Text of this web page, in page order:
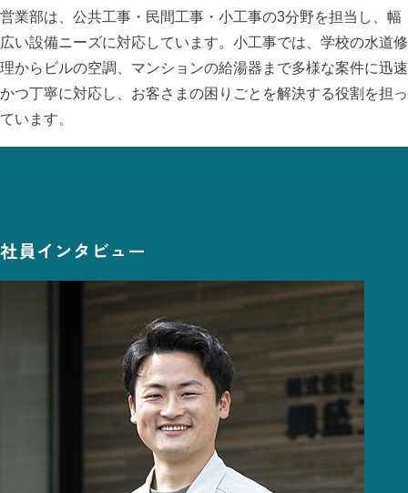
営業部は、公共工事・民間工事・小工事の3分野を担当し、幅
広い設備ニーズに対応しています。小工事では、学校の水道修
理からビルの空調、マンションの給湯器まで多様な案件に迅速
かつ丁寧に対応し、お客さまの困りごとを解決する役割を担っ
ています。
社員インタビュー